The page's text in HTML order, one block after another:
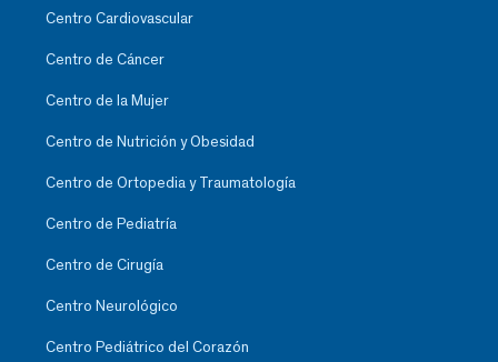
Centro Cardiovascular
Centro de Cáncer
Centro de la Mujer
Centro de Nutrición y Obesidad
Centro de Ortopedia y Traumatología
Centro de Pediatría
Centro de Cirugía
Centro Neurológico
Centro Pediátrico del Corazón